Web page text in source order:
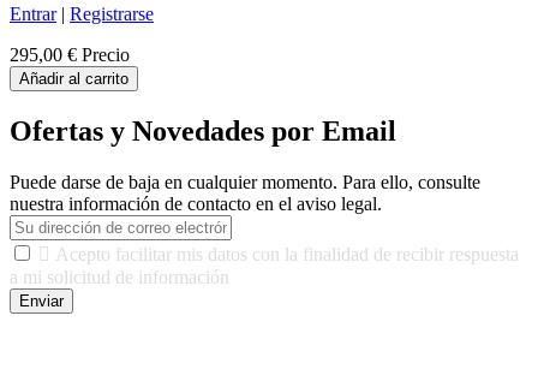
Entrar| Registrarse
295,00 € Precio
Añadir al carrito
Ofertas y Novedades por Email
Puede darse de baja en cualquier momento. Para ello, consulte
nuestra información de contacto en el aviso legal.
 Acepto facilitar mis datos con la finalidad de recibir respuesta
a mi solicitud de información
Enviar